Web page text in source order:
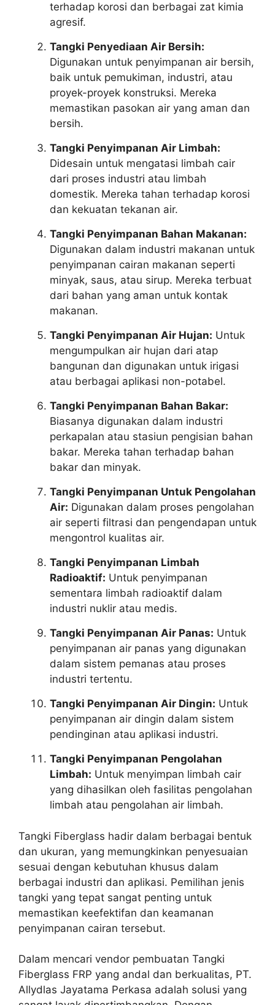
terhadap korosi dan berbagai zat kimia
agresif.
Tangki Penyediaan Air Bersih:
Digunakan untuk penyimpanan air bersih,
baik untuk pemukiman, industri, atau
proyek-proyek konstruksi. Mereka
memastikan pasokan air yang aman dan
bersih.
Tangki Penyimpanan Air Limbah:
Didesain untuk mengatasi limbah cair
dari proses industri atau limbah
domestik. Mereka tahan terhadap korosi
dan kekuatan tekanan air.
Tangki Penyimpanan Bahan Makanan:
Digunakan dalam industri makanan untuk
penyimpanan cairan makanan seperti
minyak, saus, atau sirup. Mereka terbuat
dari bahan yang aman untuk kontak
makanan.
Tangki Penyimpanan Air Hujan: Untuk
mengumpulkan air hujan dari atap
bangunan dan digunakan untuk irigasi
atau berbagai aplikasi non-potabel.
Tangki Penyimpanan Bahan Bakar:
Biasanya digunakan dalam industri
perkapalan atau stasiun pengisian bahan
bakar. Mereka tahan terhadap bahan
bakar dan minyak.
Tangki Penyimpanan Untuk Pengolahan
Air: Digunakan dalam proses pengolahan
air seperti filtrasi dan pengendapan untuk
mengontrol kualitas air.
Tangki Penyimpanan Limbah
Radioaktif: Untuk penyimpanan
sementara limbah radioaktif dalam
industri nuklir atau medis.
Tangki Penyimpanan Air Panas: Untuk
penyimpanan air panas yang digunakan
dalam sistem pemanas atau proses
industri tertentu.
Tangki Penyimpanan Air Dingin: Untuk
penyimpanan air dingin dalam sistem
pendinginan atau aplikasi industri.
Tangki Penyimpanan Pengolahan
Limbah: Untuk menyimpan limbah cair
yang dihasilkan oleh fasilitas pengolahan
limbah atau pengolahan air limbah.
Tangki Fiberglass hadir dalam berbagai bentuk
dan ukuran, yang memungkinkan penyesuaian
sesuai dengan kebutuhan khusus dalam
berbagai industri dan aplikasi. Pemilihan jenis
tangki yang tepat sangat penting untuk
memastikan keefektifan dan keamanan
penyimpanan cairan tersebut.
Dalam mencari vendor pembuatan Tangki
Fiberglass FRP yang andal dan berkualitas, PT.
Allydlas Jayatama Perkasa adalah solusi yang